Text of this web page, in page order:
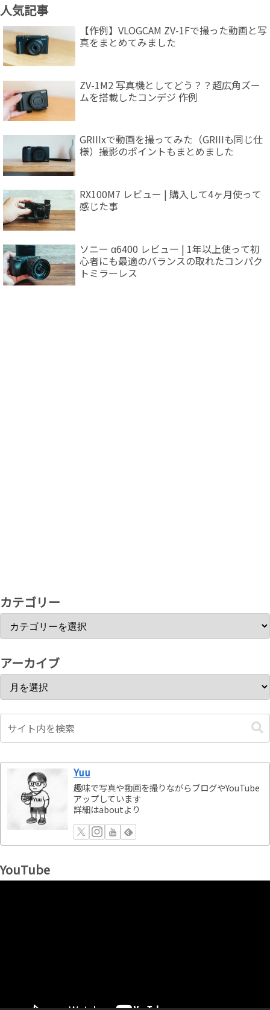
人気記事
【作例】VLOGCAM ZV-1Fで撮った動画と写
真をまとめてみました
ZV-1M2 写真機としてどう？？超広角ズー
ムを搭載したコンデジ 作例
GRIIIxで動画を撮ってみた（GRIIIも同じ仕
様）撮影のポイントもまとめました
RX100M7 レビュー | 購入して4ヶ月使って
感じた事
ソニー α6400 レビュー | 1年以上使って初
心者にも最適のバランスの取れたコンパク
トミラーレス
カテゴリー
アーカイブ
Yuu
趣味で写真や動画を撮りながらブログやYouTube
アップしています
詳細はaboutより
YouTube